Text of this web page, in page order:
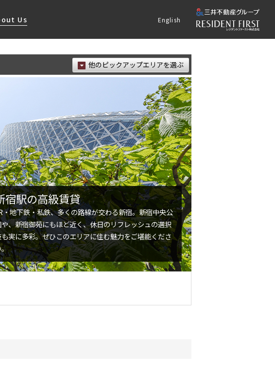
Us
区・渋谷区)
区・渋谷区以外)
画
ュ付き
ョン
English
他のピックアップエリアを選ぶ
宿駅の高級賃貸
・地下鉄・私鉄、多くの路線が交わる新宿。新宿中央公
、新宿御苑にもほど近く、休日のリフレッシュの選択
実に多彩。ぜひこのエリアに住む魅力をご堪能くださ